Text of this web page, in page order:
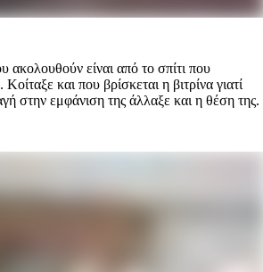
ακολουθούν είναι από το σπίτι που
και που βρίσκεται η βιτρίνα γιατί
στην εμφάνιση της άλλαξε και η θέση της.